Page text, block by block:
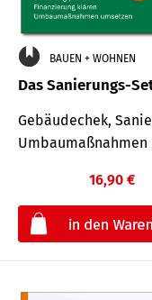
BAUEN + WOHNEN
Das Sanierungs-
Gebäudechek,
Umbaumaßnahmen
16,90 €